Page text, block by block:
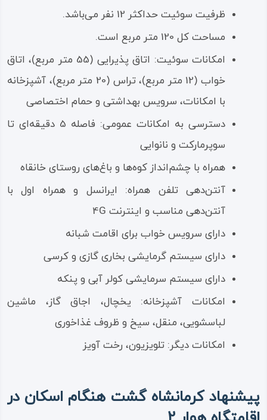
ظرفیت سوئیت حداکثر 12 نفر می‌باشد.
مساحت کل 120 متر مربع است.
امکانات سوئیت: اتاق پذیرایی (55 متر مربع)، اتاق
خواب (12 متر مربع)، تراس (20 متر مربع)، آشپزخانه
با امکانات، سرویس بهداشتی و حمام اختصاصی
دسترسی به امکانات عمومی: فاصله 5 دقیقه‌ای تا
سوپرمارکت و نانوایی
همراه با چشم‌انداز کوه‌ها و باغ‌های روستای خانقاه
آنتن‌دهی تلفن همراه: ایرانسل و همراه اول با
آنتن‌دهی مناسب و اینترنت 4G
دارای سرویس خواب برای اقامت شبانه
دارای سیستم گرمایشی بخاری گازی و کرسی
دارای سیستم سرمایشی کولر آبی و پنکه
امکانات آشپزخانه: یخچال، اجاق گاز، ماشین
لباسشویی، منقل، سیخ و ظروف غذاخوری
امکانات دیگر: تلویزیون، رخت آویز
پیشنهاد کرمانشاه گشت هنگام اسکان در